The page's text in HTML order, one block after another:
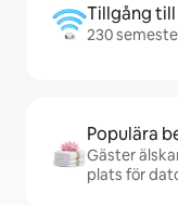
Tillgång
230
Populära
Gäster
plats för